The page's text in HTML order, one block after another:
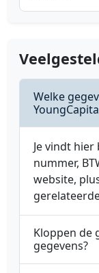
Welke
Je vindt hier
nummer,
website,
Kloppen de
gegevens?